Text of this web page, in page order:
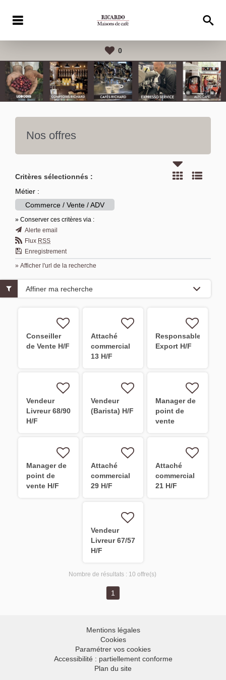
0
Nos offres
Critères sélectionnés :
Métier :
Commerce / Vente / ADV
» Conserver ces critères via :
Alerte email
Flux RSS
Enregistrement
» Afficher l'url de la recherche
Conseiller
de Vente H/F
Attaché
commercial
13 H/F
Responsable
Export H/F
Vendeur
Livreur 68/90
H/F
Vendeur
(Barista) H/F
Manager de
point de
vente
Manager de
point de
vente H/F
Attaché
commercial
29 H/F
Attaché
commercial
21 H/F
Vendeur
Livreur 67/57
H/F
Affiner ma recherche
Nombre de résultats : 10 offre(s)
1
Mentions légales
Cookies
Paramétrer vos cookies
Accessibilité : partiellement conforme
Plan du site